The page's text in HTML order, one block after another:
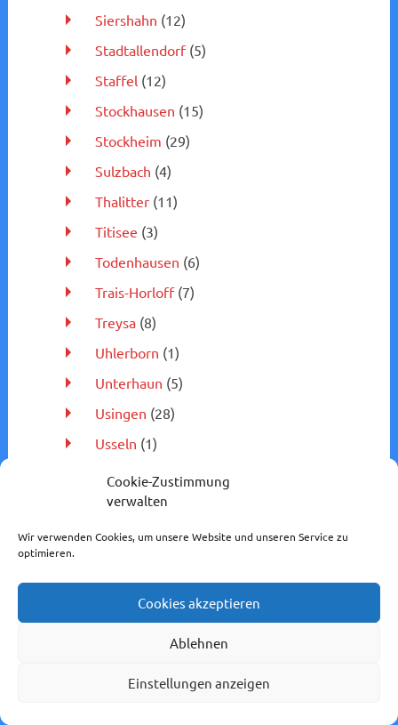
Cookie-Zustimmung
verwalten
Wir verwenden Cookies, um unsere Website und unseren Service zu
optimieren.
Cookies akzeptieren
Ablehnen
Einstellungen anzeigen
Siershahn (12)
Stadtallendorf(5)
Staffel(12)
Stockhausen (15)
Stockheim (29)
Sulzbach (4)
Thalitter(11)
Titisee (3)
Todenhausen (6)
Trais-Horloff(7)
Treysa(8)
Uhlerborn (1)
Unterhaun (5)
Usingen (28)
Usseln (1)
Vallendar(1)
Viermünden
Villmar(35)
Wallau (Lahn)
(2)
Wallenrod(3)
Wehrheim(30)